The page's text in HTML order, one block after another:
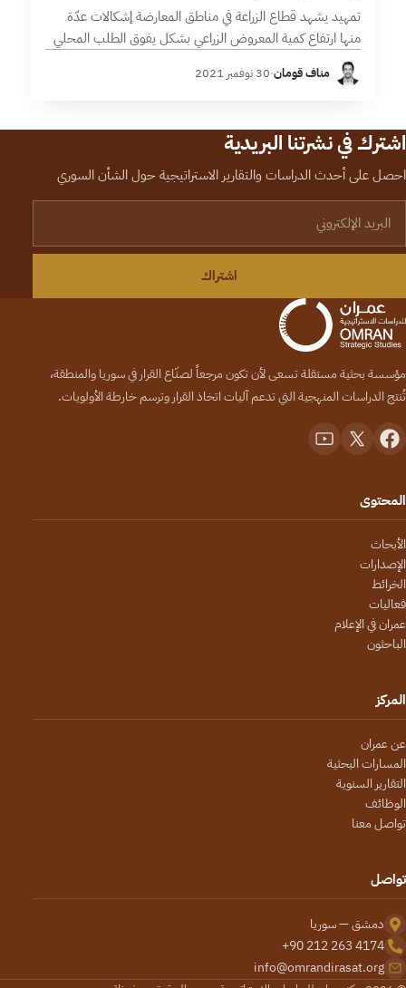
تمهيد يشهد قطاع الزراعة في مناطق المعارضة إشكالات عدّة
منها ارتفاع كمية المعروض الزراعي بشكل يفوق الطلب المحلي
أمام ضعف القوة الشرائية للمواطن وافتقار البيئة المحلية
لمصانع غذائية تستوعب الفائض،…
مناف قومان·30 نوفمبر 2021
اشترك في نشرتنا البريدية
احصل على أحدث الدراسات والتقارير الاستراتيجية حول الشأن السوري
اشتراك
مؤسسة بحثية مستقلة تسعى لأن تكون مرجعاً لصنّاع القرار في سوريا والمنطقة،
تُنتج الدراسات المنهجية التي تدعم آليات اتخاذ القرار وترسم خارطة الأولويات.
المحتوى
الأبحاث
الإصدارات
الخرائط
فعاليات
عمران في الإعلام
الباحثون
المركز
عن عمران
المسارات البحثية
التقارير السنوية
الوظائف
تواصل معنا
تواصل
دمشق — سوريا
+90 212 263 4174
info@omrandirasat.org